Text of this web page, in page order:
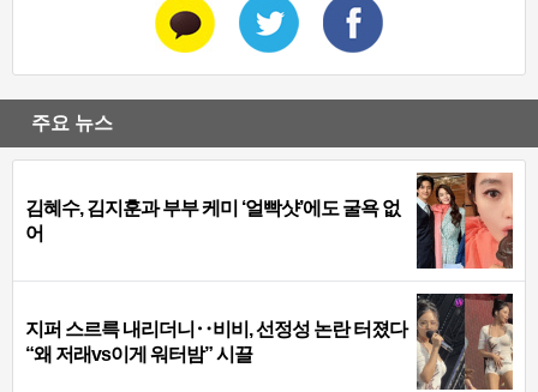
주요 뉴스
김혜수, 김지훈과 부부 케미 ‘얼빡샷’에도 굴욕 없
어
지퍼 스르륵 내리더니‥비비, 선정성 논란 터졌다
“왜 저래vs이게 워터밤” 시끌